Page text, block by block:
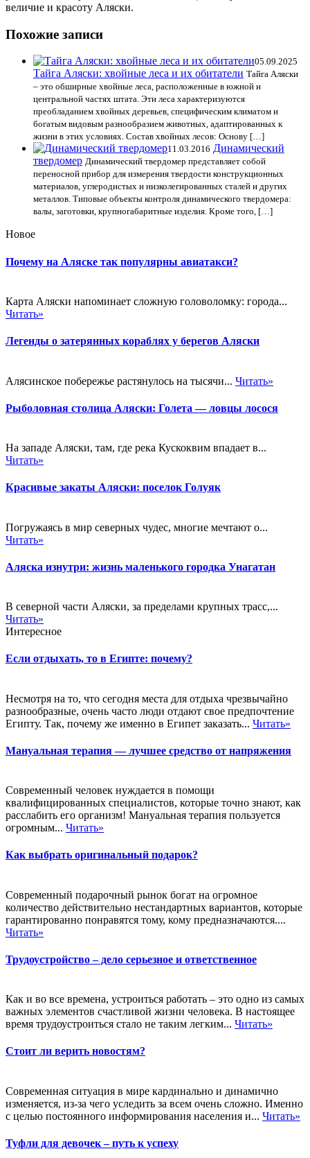
величие и красоту Аляски.
Похожие записи
05.09.2025
Тайга Аляски: хвойные леса и их обитатели Тайга Аляски
– это обширные хвойные леса, расположенные в южной и
центральной частях штата. Эти леса характеризуются
преобладанием хвойных деревьев, специфическим климатом и
богатым видовым разнообразием животных, адаптированных к
жизни в этих условиях. Состав хвойных лесов: Основу […]
11.03.2016 Динамический
твердомер Динамический твердомер представляет собой
переносной прибор для измерения твердости конструкционных
материалов, углеродистых и низколегированных сталей и других
металлов. Типовые объекты контроля динамического твердомера:
валы, заготовки, крупногабаритные изделия. Кроме того, […]
Новое
Почему на Аляске так популярны авиатакси?
Карта Аляски напоминает сложную головоломку: города...
Читать»
Легенды о затерянных кораблях у берегов Аляски
Алясинское побережье растянулось на тысячи... Читать»
Рыболовная столица Аляски: Голета — ловцы лосося
На западе Аляски, там, где река Кускоквим впадает в...
Читать»
Красивые закаты Аляски: поселок Голуяк
Погружаясь в мир северных чудес, многие мечтают о...
Читать»
Аляска изнутри: жизнь маленького городка Унагатан
В северной части Аляски, за пределами крупных трасс,...
Читать»
Интересное
Если отдыхать, то в Египте: почему?
Несмотря на то, что сегодня места для отдыха чрезвычайно
разнообразные, очень часто люди отдают свое предпочтение
Египту. Так, почему же именно в Египет заказать... Читать»
Мануальная терапия — лучшее средство от напряжения
Современный человек нуждается в помощи
квалифицированных специалистов, которые точно знают, как
расслабить его организм! Мануальная терапия пользуется
огромным... Читать»
Как выбрать оригинальный подарок?
Современный подарочный рынок богат на огромное
количество действительно нестандартных вариантов, которые
гарантированно понравятся тому, кому предназначаются....
Читать»
Трудоустройство – дело серьезное и ответственное
Как и во все времена, устроиться работать – это одно из самых
важных элементов счастливой жизни человека. В настоящее
время трудоустроиться стало не таким легким... Читать»
Стоит ли верить новостям?
Современная ситуация в мире кардинально и динамично
изменяется, из-за чего уследить за всем очень сложно. Именно
с целью постоянного информирования населения и... Читать»
Туфли для девочек – путь к успеху